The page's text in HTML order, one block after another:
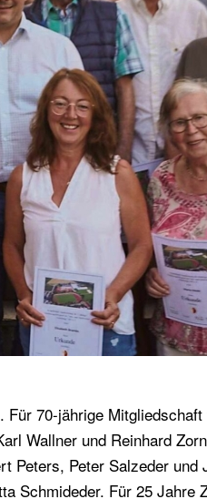
70-jährige
Wallner und Reinhard
Peters, Peter Salzeder
Schmideder. Für 25 Jahre